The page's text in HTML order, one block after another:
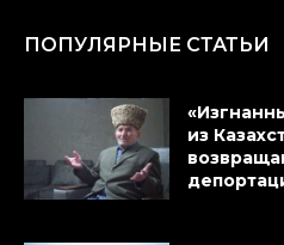
ПОПУЛЯРНЫЕ СТАТЬИ
из